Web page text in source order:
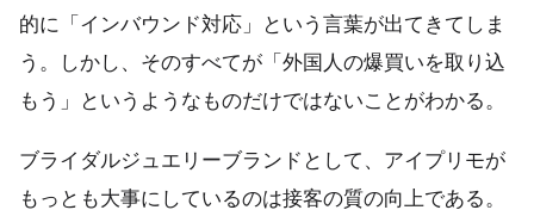
的に「インバウンド対応」という言葉が出てきてしま
う。しかし、そのすべてが「外国人の爆買いを取り込
もう」というようなものだけではないことがわかる。
ブライダルジュエリーブランドとして、アイプリモが
もっとも大事にしているのは接客の質の向上である。